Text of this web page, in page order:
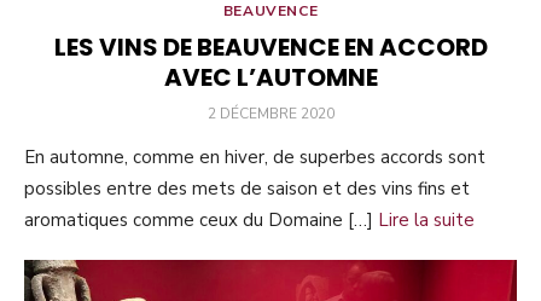
BEAUVENCE
LES VINS DE BEAUVENCE EN ACCORD
AVEC L’AUTOMNE
PUBLIÉ
2 DÉCEMBRE 2020
En automne, comme en hiver, de superbes accords sont
possibles entre des mets de saison et des vins fins et
aromatiques comme ceux du Domaine […] Lire la suite